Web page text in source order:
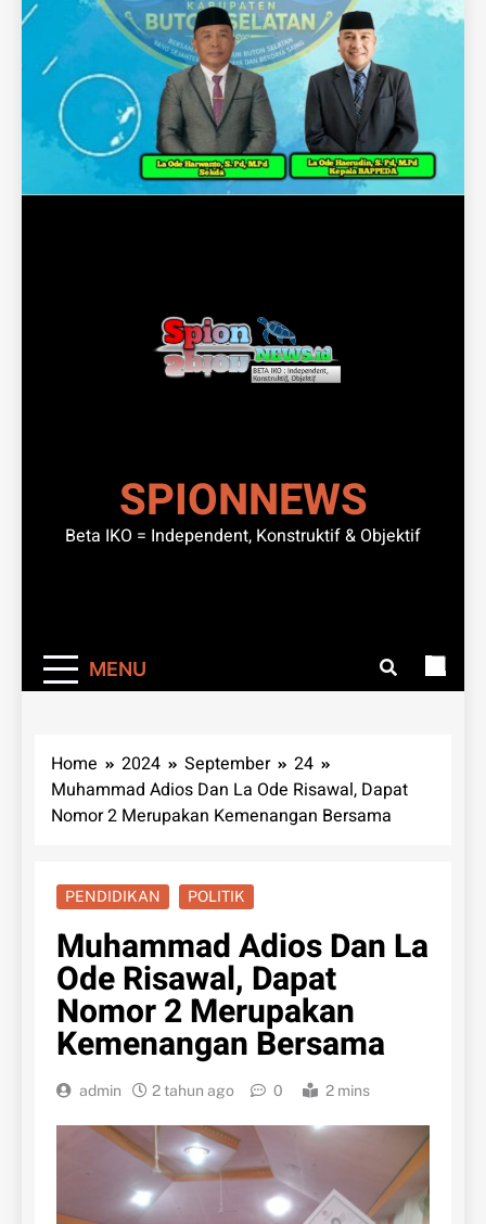
SPIONNEWS
Beta IKO = Independent, Konstruktif & Objektif
MENU
Home 2024 September
24
Muhammad Adios Dan La Ode Risawal, Dapat
Nomor 2 Merupakan Kemenangan Bersama
PENDIDIKAN POLITIK
Muhammad Adios Dan La
Ode Risawal, Dapat
Nomor 2 Merupakan
Kemenangan Bersama
admin 2 tahun ago 0 2 mins